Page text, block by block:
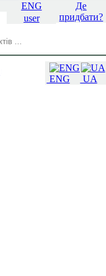
Де
придбати?
ENG
UA
ENG
user